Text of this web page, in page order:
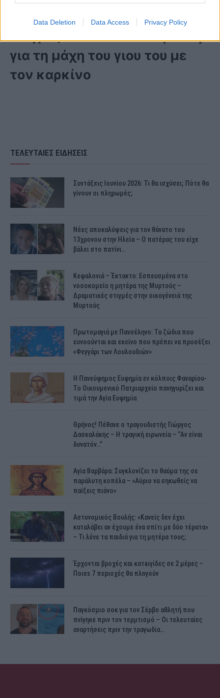
Data Deletion Data Access Privacy Policy
Δείτε το βίντεο – Οι δύσκολες
για τη μάχη του γιου του με
τον καρκίνο
ΤΕΛΕΥΤΑΙΕΣ ΕΙΔΗΣΕΙΣ
Συντάξεις Ιουνίου 2026: Τι θα ισχύσει; Πότε θα
γίνουν οι πληρωμές;
Νέες αποκαλύψεις για τον θάνατο του
13χρονου στην Ηλεία – Ο πατέρας του είχε
βάλει στο πατίνι…
Κεφαλονιά – Έκτακτο: Εσπευσμένα στο
νοσοκομείο η μητέρα της Μυρτούς –
Δραματικές στιγμές στην οικογένειά της
Μυρτούς
Πρωτομαγιά με Πανσέληνο: Τα ζώδια που
ευνοούνται και εκείνο που πρέπει να προσέξει
«Φεγγάρι των Λουλουδιών»
H Πανεύφημος Ευφημία εν κόλποις Φαναρίου-
Το Οικουμενικό Πατριαρχείο πανηγυρίζει και
τιμά την Αγία Ευφημία
Θρήνος! Πέθανε ο τραγουδιστής Γιώργος
Δασκαλάκης – Η τραγική ειρωνεία – “Αν είναι
δυνατόν…”
Αγία Βαρβάρα: Συγκλονίζει το θαύμα της σε
παράλυτη κοπέλα – «Αύριο να σηκωθείς να
παίξεις πιάνο»
Αστυνομικός Bουλής: «Κανείς δεν έχει
καταλάβει αν έχουμε ένα σπίτι με δύο τέρατα»
– Τι λένε τα παιδιά για τη μητέρα τους;
Έρχονται βροχές και κατaιγίδες σε 2 μέpες –
Ποιεs 7 πεpιοχές θα πλnγούν
Παγκόσμιο σοκ για τον Σέρβο αθλητή που
πνίγηκε πριν τον τερμτισμό – Οι τελευταίες
αναρτήσεις πριν την τραγωδία…